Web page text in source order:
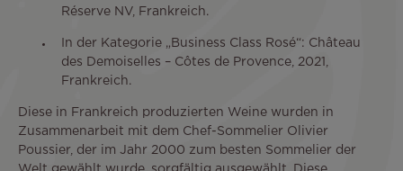
Réserve NV, Frankreich.
In der Kategorie „Business Class Rosé“: Château
des Demoiselles – Côtes de Provence, 2021,
Frankreich.
Diese in Frankreich produzierten Weine wurden in
Zusammenarbeit mit dem Chef-Sommelier Olivier
Poussier, der im Jahr 2000 zum besten Sommelier der